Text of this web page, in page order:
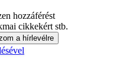
hozzáférést
cikkekért stb.